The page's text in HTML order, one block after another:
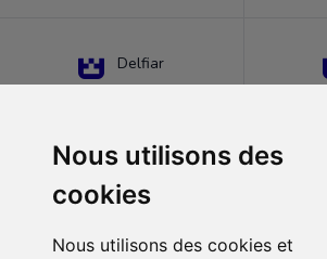
Nous utilisons des
cookies
Nous utilisons des cookies et
Delfiar